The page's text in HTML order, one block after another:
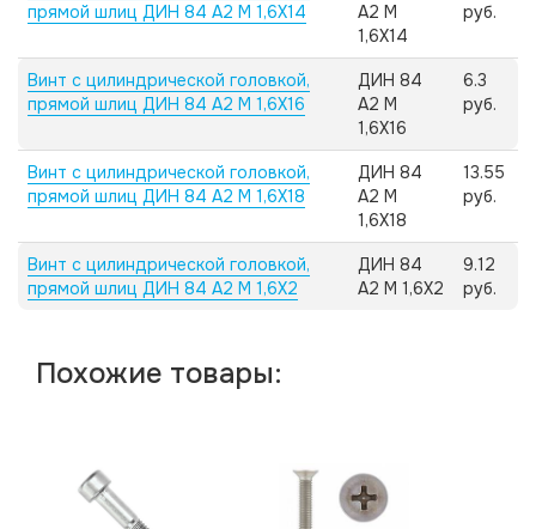
прямой шлиц ДИН 84 А2 M 1,6X14
А2 M
1,6X14
руб.
Винт с цилиндрической головкой,
прямой шлиц ДИН 84 А2 M 1,6X16
ДИН 84
А2 M
1,6X16
6.3
руб.
Винт с цилиндрической головкой,
прямой шлиц ДИН 84 А2 M 1,6X18
ДИН 84
А2 M
1,6X18
13.55
руб.
Винт с цилиндрической головкой,
прямой шлиц ДИН 84 А2 M 1,6X2
ДИН 84
А2 M 1,6X2
9.12
руб.
Похожие товары: